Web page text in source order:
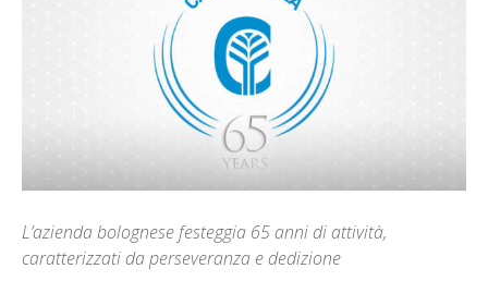
L’azienda bolognese festeggia 65 anni di attività,
caratterizzati da perseveranza e dedizione